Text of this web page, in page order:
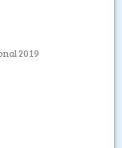
2019